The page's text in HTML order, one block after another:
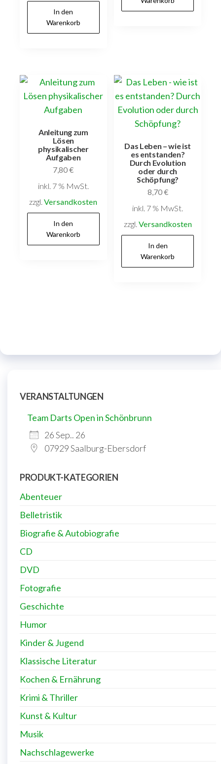
In den
Warenkorb
Anleitung zum
Lösen
physikalischer
Aufgaben
7,80€
inkl. 7 % MwSt.
zzgl.Versandkosten
In den
Warenkorb
Das Leben – wie ist
es entstanden?
Durch Evolution
oder durch
Schöpfung?
8,70€
inkl. 7 % MwSt.
zzgl. Versandkosten
In den
Warenkorb
VERANSTALTUNGEN
Team Darts Open in Schönbrunn
26 Sep.. 26
07929 Saalburg-Ebersdorf
PRODUKT-KATEGORIEN
Abenteuer
Belletristik
Biografie & Autobiografie
CD
DVD
Fotografie
Geschichte
Humor
Kinder & Jugend
Klassische Literatur
Kochen & Ernährung
Krimi & Thriller
Kunst & Kultur
Musik
Nachschlagewerke